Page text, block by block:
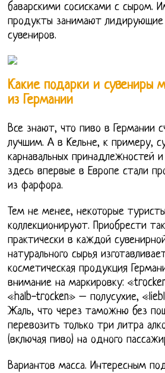
баварскими сосисками с сыром.
продукты занимают лидирующие
сувениров.
Какие подарки и сувениры
из Германии
Все знают, что пиво в Германии
лучшим. А в Кельне, к примеру,
карнавальных принадлежностей
здесь впервые в Европе стали
из фарфора.
Тем не менее, некоторые
коллекционируют. Приобрести
практически в каждой
натурального сырья
косметическая продукция
внимание на маркировку:
«halb-trocken» – полусухие,
Жаль, что через таможню без
перевозить только три литра
(включая пиво) на одного
Вариантов масса. Интересным